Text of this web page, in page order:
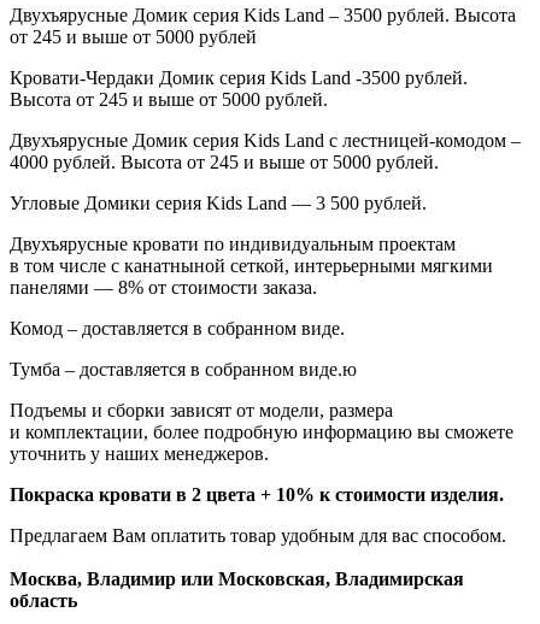
Двухъярусные Домик серия Kids Land – 3500 рублей. Высота
от 245 и выше от 5000 рублей
Кровати-Чердаки Домик серия Kids Land -3500 рублей.
Высота от 245 и выше от 5000 рублей.
Двухъярусные Домик серия Kids Land с лестницей-комодом –
4000 рублей. Высота от 245 и выше от 5000 рублей.
Угловые Домики серия Kids Land — 3 500 рублей.
Двухъярусные кровати по индивидуальным проектам
в том числе с канатныной сеткой, интерьерными мягкими
панелями — 8% от стоимости заказа.
Комод – доставляется в собранном виде.
Тумба – доставляется в собранном виде.ю
Подъемы и сборки зависят от модели, размера
и комплектации, более подробную информацию вы сможете
уточнить у наших менеджеров.
Покраска кровати в 2 цвета + 10% к стоимости изделия.
Предлагаем Вам оплатить товар удобным для вас способом.
Москва, Владимир или Московская, Владимирская
область